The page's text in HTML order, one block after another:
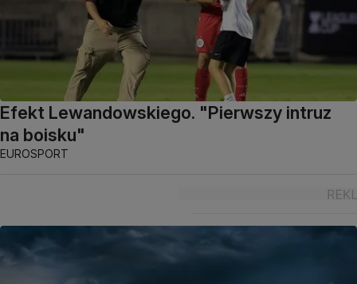
Efekt Lewandowskiego. "Pierwszy intruz
na boisku"
EUROSPORT